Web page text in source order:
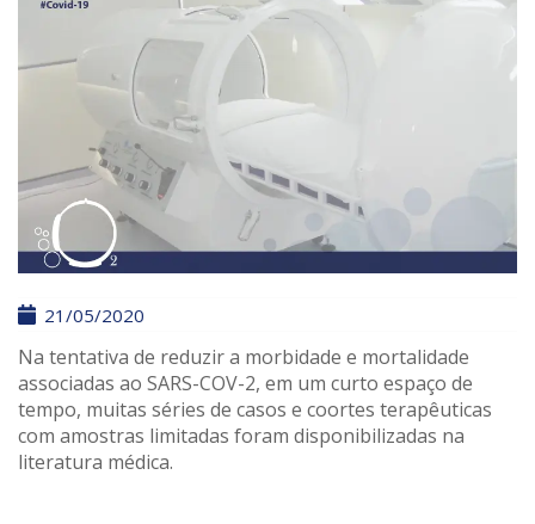
21/05/2020
Na tentativa de reduzir a morbidade e mortalidade
associadas ao SARS-COV-2, em um curto espaço de
tempo, muitas séries de casos e coortes terapêuticas
com amostras limitadas foram disponibilizadas na
literatura médica.